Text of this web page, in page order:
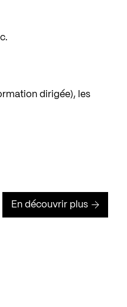
dirigée), les
En découvrir plus